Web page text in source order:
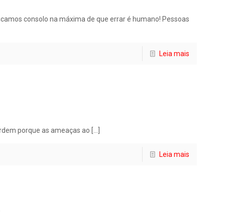
consolo na máxima de que errar é humano! Pessoas
Leia mais
porque as ameaças ao
Leia mais